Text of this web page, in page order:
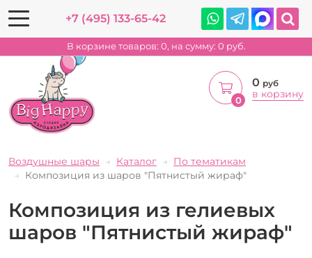
+7 (495) 133-65-42
В корзине товаров: 0, на сумму: 0 руб.
0
0 руб
в корзину
Воздушные шары Каталог
По тематикам
Композиция из шаров "Пятнистый жираф"
Композиция из гелиевых
шаров "Пятнистый жираф"